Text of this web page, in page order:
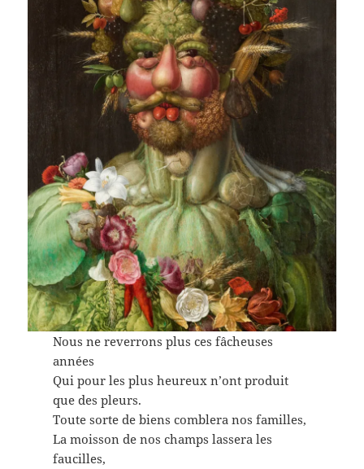
Nous ne reverrons plus ces fâcheuses
années
Qui pour les plus heureux n’ont produit
que des pleurs.
Toute sorte de biens comblera nos familles,
La moisson de nos champs lassera les
faucilles,